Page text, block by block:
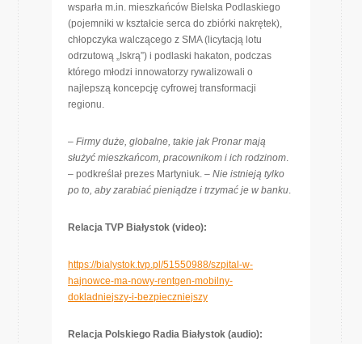
wsparła m.in. mieszkańców Bielska Podlaskiego
(pojemniki w kształcie serca do zbiórki nakrętek),
chłopczyka walczącego z SMA (licytacją lotu
odrzutową „Iskrą”) i podlaski hakaton, podczas
którego młodzi innowatorzy rywalizowali o
najlepszą koncepcję cyfrowej transformacji
regionu.
– Firmy duże, globalne, takie jak Pronar mają
służyć mieszkańcom, pracownikom i ich rodzinom.
– podkreślał prezes Martyniuk. – Nie istnieją tylko
po to, aby zarabiać pieniądze i trzymać je w banku.
Relacja TVP Białystok (video):
https://bialystok.tvp.pl/51550988/szpital-w-
hajnowce-ma-nowy-rentgen-mobilny-
dokladniejszy-i-bezpieczniejszy
Relacja Polskiego Radia Białystok (audio):